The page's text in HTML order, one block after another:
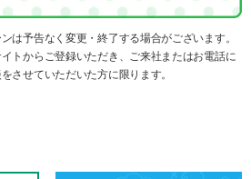
は予告なく変更・終了する場合がございます。
トからご登録いただき、ご来社またはお電話に
させていただいた方に限ります。